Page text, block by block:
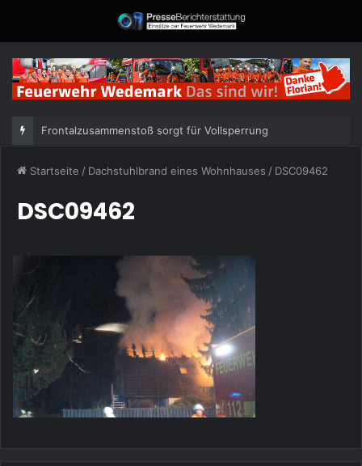
Frontalzusammenstoß sorgt für Vollsperrung
Startseite / Dachstuhlbrand eines Wohnhauses / DSC09462
DSC09462